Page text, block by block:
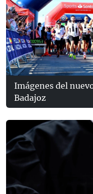
Imágenes del
Badajoz